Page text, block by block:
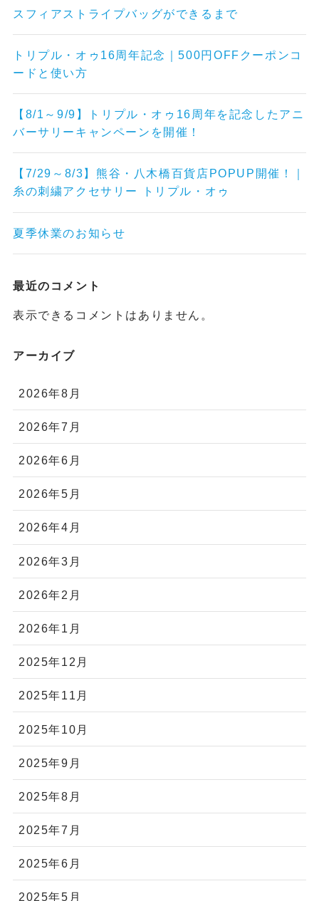
トリプル・オゥ16周年記念｜500円OFFクーポンコ
バーサリーキャンペーンを開催！
糸の刺繍アクセサリー トリプル・オゥ
夏季休業のお知らせ
表示できるコメントはありません。
アーカイブ
2026年8月
2026年7月
2026年6月
2026年5月
2026年4月
2026年3月
2026年2月
2026年1月
2025年12月